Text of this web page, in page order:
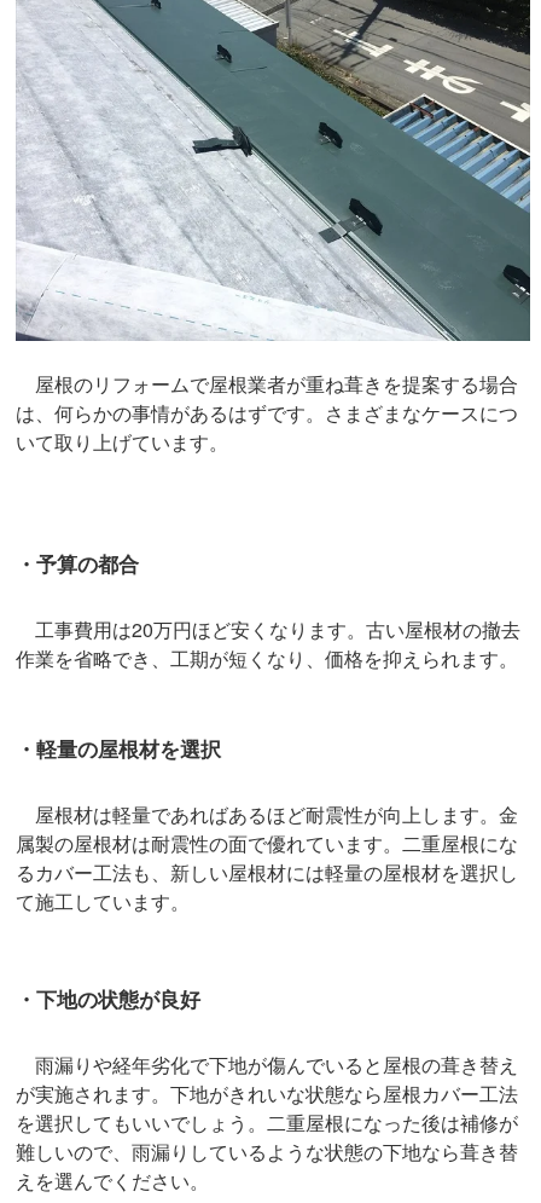
屋根のリフォームで屋根業者が重ね葺きを提案する場合
は、何らかの事情があるはずです。さまざまなケースにつ
いて取り上げています。
・予算の都合
工事費用は20万円ほど安くなります。古い屋根材の撤去
作業を省略でき、工期が短くなり、価格を抑えられます。
・軽量の屋根材を選択
屋根材は軽量であればあるほど耐震性が向上します。金
属製の屋根材は耐震性の面で優れています。二重屋根にな
るカバー工法も、新しい屋根材には軽量の屋根材を選択し
て施工しています。
・下地の状態が良好
雨漏りや経年劣化で下地が傷んでいると屋根の葺き替え
が実施されます。下地がきれいな状態なら屋根カバー工法
を選択してもいいでしょう。二重屋根になった後は補修が
難しいので、雨漏りしているような状態の下地なら葺き替
えを選んでください。